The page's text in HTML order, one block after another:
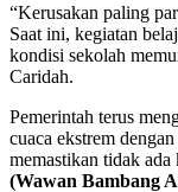
“Kerusakan paling
Saat ini, kegiatan
kondisi sekolah
Caridah.
Pemerintah terus
cuaca ekstrem
memastikan tidak
(Wawan Bambang